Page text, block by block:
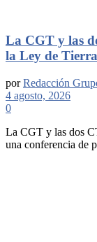
La CGT y las
la Ley de
por Redacción
4 agosto, 2026
0
La CGT y las dos
una conferencia de